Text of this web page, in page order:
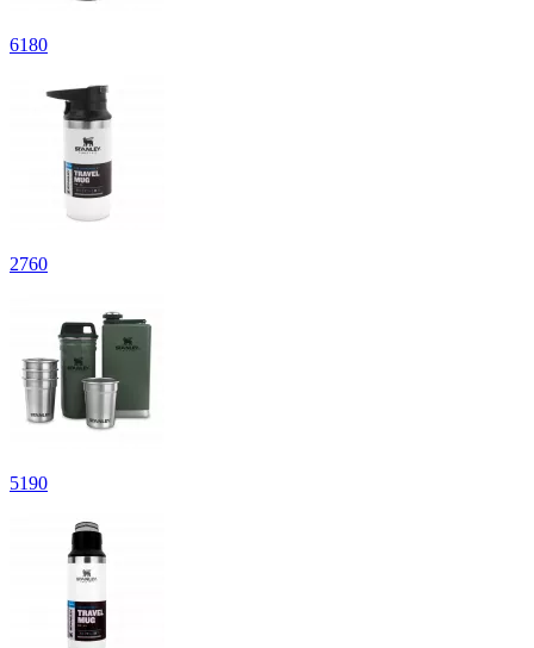
6180
2760
5190